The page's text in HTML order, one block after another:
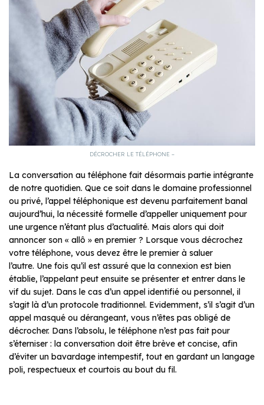
DÉCROCHER LE TÉLÉPHONE –
La conversation au téléphone fait désormais partie intégrante
de notre quotidien. Que ce soit dans le domaine professionnel
ou privé, l’appel téléphonique est devenu parfaitement banal
aujourd’hui, la nécessité formelle d’appeller uniquement pour
une urgence n’étant plus d’actualité. Mais alors qui doit
annoncer son « allô » en premier ? Lorsque vous décrochez
votre téléphone, vous devez être le premier à saluer
l’autre. Une fois qu’il est assuré que la connexion est bien
établie, l’appelant peut ensuite se présenter et entrer dans le
vif du sujet. Dans le cas d’un appel identifié ou personnel, il
s’agit là d’un protocole traditionnel. Evidemment, s’il s’agit d’un
appel masqué ou dérangeant, vous n’êtes pas obligé de
décrocher. Dans l’absolu, le téléphone n’est pas fait pour
s’éterniser : la conversation doit être brève et concise, afin
d’éviter un bavardage intempestif, tout en gardant un langage
poli, respectueux et courtois au bout du fil.